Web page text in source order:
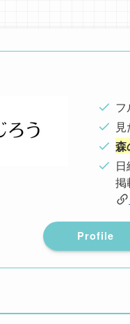
フ
森
掲
Profile